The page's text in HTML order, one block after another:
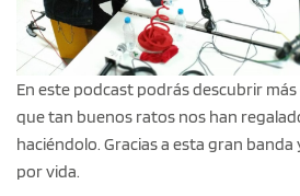
En este podcast podrás descubrir
que tan buenos ratos nos han
haciéndolo. Gracias a esta gran
por vida.